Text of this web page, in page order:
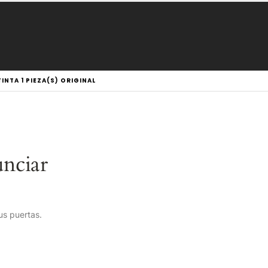
1 PIEZA(S) ORIGINAL
puertas.